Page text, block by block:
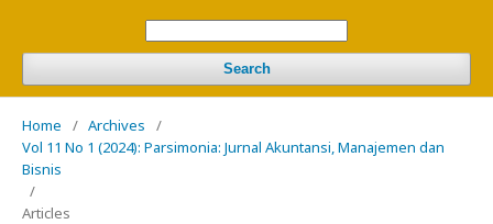
Search
Home / Archives
/
Vol 11 No 1 (2024): Parsimonia: Jurnal Akuntansi, Manajemen dan
Bisnis
/
Articles